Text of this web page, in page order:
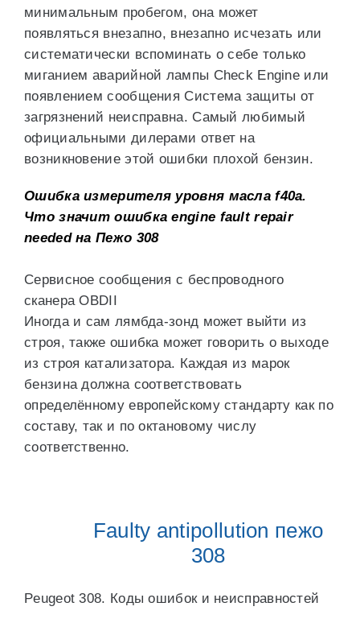
минимальным пробегом, она может
появляться внезапно, внезапно исчезать или
систематически вспоминать о себе только
миганием аварийной лампы Check Engine или
появлением сообщения Система защиты от
загрязнений неисправна. Самый любимый
официальными дилерами ответ на
возникновение этой ошибки плохой бензин.
Ошибка измерителя уровня масла f40a.
Что значит ошибка engine fault repair
needed на Пежо 308
Сервисное сообщения с беспроводного
сканера OBDII
Иногда и сам лямбда-зонд может выйти из
строя, также ошибка может говорить о выходе
из строя катализатора. Каждая из марок
бензина должна соответствовать
определённому европейскому стандарту как по
составу, так и по октановому числу
соответственно.
Faulty antipollution пежо
308
Peugeot 308. Коды ошибок и неисправностей